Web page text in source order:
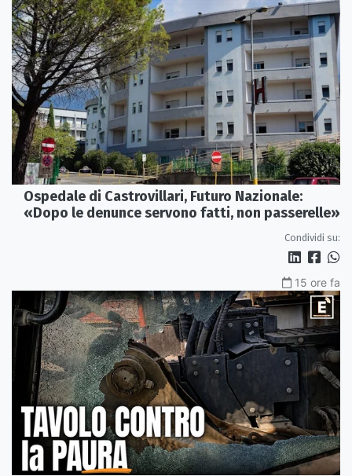
Ospedale di Castrovillari, Futuro Nazionale:
«Dopo le denunce servono fatti, non passerelle»
Condividi su:
15 ore fa